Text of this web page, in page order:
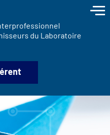
du Laboratoire